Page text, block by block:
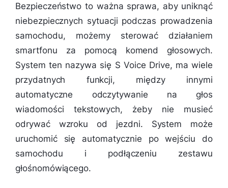
Bezpieczeństwo to ważna sprawa, aby uniknąć
niebezpiecznych sytuacji podczas prowadzenia
samochodu, możemy sterować działaniem
smartfonu za pomocą komend głosowych.
System ten nazywa się S Voice Drive, ma wiele
przydatnych funkcji, między innymi
automatyczne odczytywanie na głos
wiadomości tekstowych, żeby nie musieć
odrywać wzroku od jezdni. System może
uruchomić się automatycznie po wejściu do
samochodu i podłączeniu zestawu
głośnomówiącego.